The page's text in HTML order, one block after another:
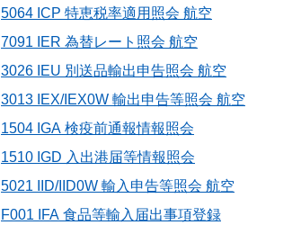
5064 ICP 特恵税率適用照会 航空
7091 IER 為替レート照会 航空
3026 IEU 別送品輸出申告照会 航空
3013 IEX/IEX0W 輸出申告等照会 航空
1504 IGA 検疫前通報情報照会
1510 IGD 入出港届等情報照会
5021 IID/IID0W 輸入申告等照会 航空
F001 IFA 食品等輸入届出事項登録